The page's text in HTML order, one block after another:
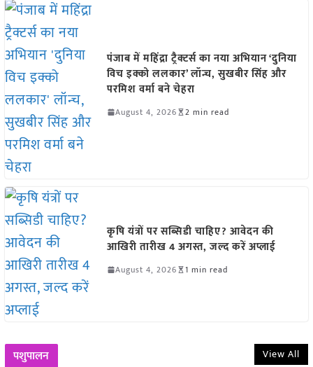
पंजाब में महिंद्रा ट्रैक्टर्स का नया अभियान ‘दुनिया
विच इक्को ललकार’ लॉन्च, सुखबीर सिंह और
परमिश वर्मा बने चेहरा
August 4, 2026 2 min read
कृषि यंत्रों पर सब्सिडी चाहिए? आवेदन की
आखिरी तारीख 4 अगस्त, जल्द करें अप्लाई
August 4, 2026 1 min read
पशुपालन View All